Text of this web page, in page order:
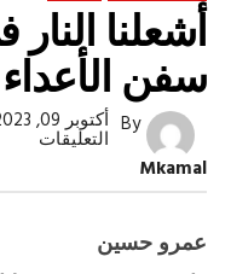
أشعلنا
سفن الأعداء
By
Mkamal
أكتوبر 09, 2023, 17:06 م
التعليقاتعلى
فى
عمرو حسين